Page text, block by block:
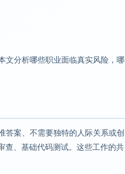
文分析哪些职业面临真实风险，哪
答案、不需要独特的人际关系或创
查、基础代码测试。这些工作的共